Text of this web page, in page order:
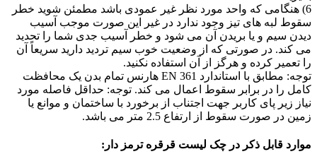
6) هنگامی که واحد مورد نظر غیر عمودی باشد مطمئن شوید خطر
سقوط لبه های تیز وجود ندارد در غیر این صورت موجب آسیب
دیدن سیم و یا بریدن آن می شود و خطر آسیب جدی شما را تحدید
می کند. در صورتی که از وضعیت خوب سیم تردید دارید سریعاً آن
را تعمیر کرده و هرگز از آن استفاده نکنید.
توجه: مطابق با استاندارد EN 361 هارنس تمام بدن یک محافظت
کامل را در برابر سقوط اعمال می کند. توجه: حداقل فاصله مورد
نیاز زیر پای کاربر جهت اجتناب از برخورد با ساختمان و موانع یا
زمین در صورت سقوط از ارتفاع 2.5 متر می باشد.
موارد قابل ذکر در چک لیست قرقره ترمز دار: